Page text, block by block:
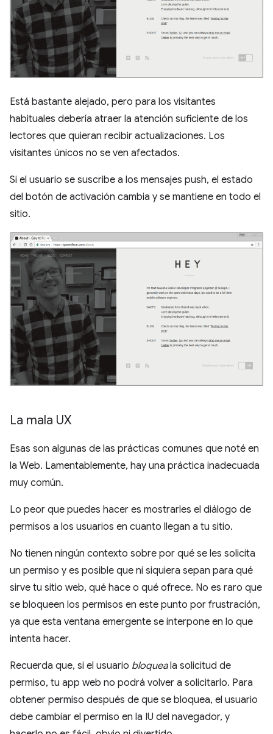
Está bastante alejado, pero para los visitantes
habituales debería atraer la atención suficiente de los
lectores que quieran recibir actualizaciones. Los
visitantes únicos no se ven afectados.
Si el usuario se suscribe a los mensajes push, el estado
del botón de activación cambia y se mantiene en todo el
sitio.
La mala UX
Esas son algunas de las prácticas comunes que noté en
la Web. Lamentablemente, hay una práctica inadecuada
muy común.
Lo peor que puedes hacer es mostrarles el diálogo de
permisos a los usuarios en cuanto llegan a tu sitio.
No tienen ningún contexto sobre por qué se les solicita
un permiso y es posible que ni siquiera sepan para qué
sirve tu sitio web, qué hace o qué ofrece. No es raro que
se bloqueen los permisos en este punto por frustración,
ya que esta ventana emergente se interpone en lo que
intenta hacer.
Recuerda que, si el usuario bloqueala solicitud de
permiso, tu app web no podrá volver a solicitarlo. Para
obtener permiso después de que se bloquea, el usuario
debe cambiar el permiso en la IU del navegador, y